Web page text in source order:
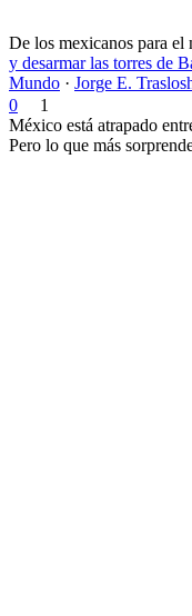
De los mexicanos para el
y desarmar las torres de
Mundo · Jorge E.
0
1
México está atrapado
Pero lo que más